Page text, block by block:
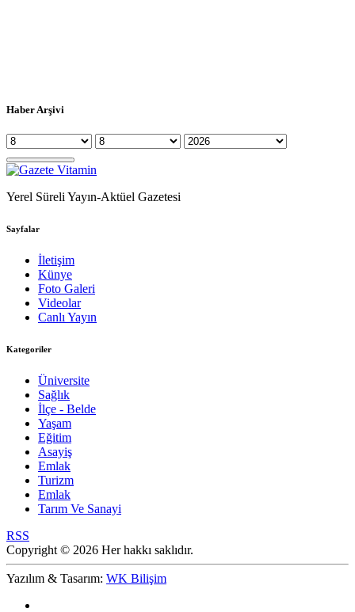
Haber Arşivi
Yerel Süreli Yayın-Aktüel Gazetesi
Sayfalar
İletişim
Künye
Foto Galeri
Videolar
Canlı Yayın
Kategoriler
Üniversite
Sağlık
İlçe - Belde
Yaşam
Eğitim
Asayiş
Emlak
Turizm
Emlak
Tarım Ve Sanayi
RSS
Copyright © 2026 Her hakkı saklıdır.
Yazılım & Tasarım: WK Bilişim